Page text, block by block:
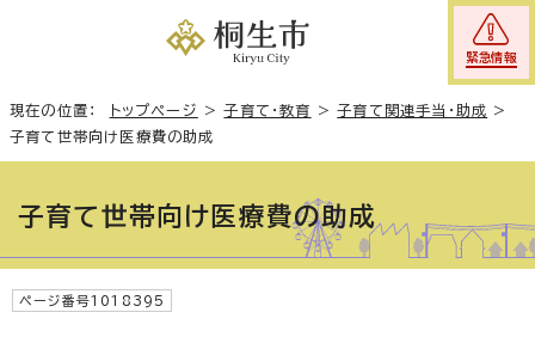
緊急情報
現在の位置： トップページ >子育て・教育 >子育て関連手当・助成 >
子育て世帯向け医療費の助成
子育て世帯向け医療費の助成
ページ番号1018395